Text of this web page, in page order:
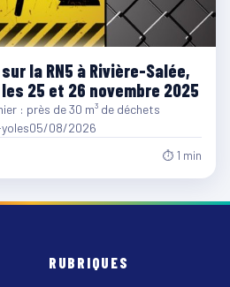
la RN5 à Rivière-Salée,
25 et 26 novembre 2025
: près de 30 m³ de déchets
08/2026
⏱ 1 min
RUBRIQUES